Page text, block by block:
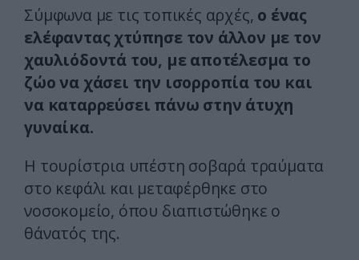
Σύμφωνα με τις τοπικές αρχές, ο ένας
ελέφαντας χτύπησε τον άλλον με τον
χαυλιόδοντά του, με αποτέλεσμα το
ζώο να χάσει την ισορροπία του και
να καταρρεύσει πάνω στην άτυχη
γυναίκα.
Η τουρίστρια υπέστη σοβαρά τραύματα
στο κεφάλι και μεταφέρθηκε στο
νοσοκομείο, όπου διαπιστώθηκε ο
θάνατός της.